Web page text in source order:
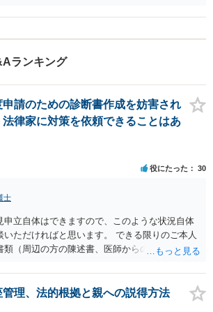
ランキング
請のための診断書作成を妨害され
律家に対策を依頼できることはあ
役にたった 30
士
申立自体はできますので、このような状況自体
いただければと思います。 できる限りのご本人
類（周辺の方の陳述書、医師からの聴取書等）
こから先は進むのではないかと存じます。 ま
みすぎるあまりに後見申立ができない状況にして
ますので、当該地域の地域包括支援センターに
理、法的根拠と親への説得方法